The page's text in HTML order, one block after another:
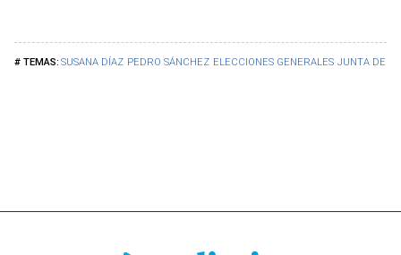
SUSANA DÍAZ PEDRO SÁNCHEZ ELECCIONES GENERALES JUNTA DE